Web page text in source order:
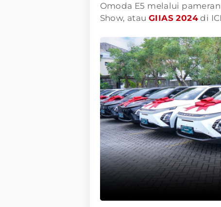
Omoda E5 melalui
Show, atau GIIAS 2024di